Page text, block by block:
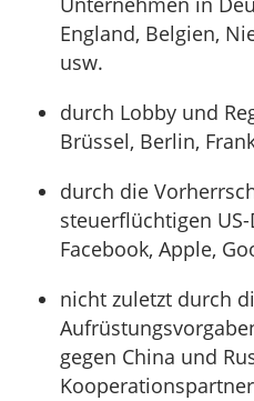
England, Belgien,
usw.
durch Lobby und
Brüssel, Berlin,
durch die
steuerflüchtigen
Facebook, Apple,
nicht zuletzt durch
gegen China und